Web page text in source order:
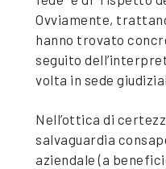
Ovviamente,
hanno trovato
seguito
volta in sede
Nell’ottica di
salvaguardia
aziendale (a